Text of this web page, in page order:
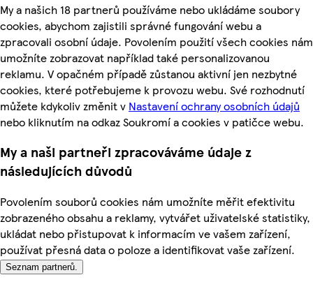
My a našich 18 partnerů používáme nebo ukládáme soubory
cookies, abychom zajistili správné fungování webu a
zpracovali osobní údaje. Povolením použití všech cookies nám
umožníte zobrazovat například také personalizovanou
reklamu. V opačném případě zůstanou aktivní jen nezbytné
cookies, které potřebujeme k provozu webu. Své rozhodnutí
můžete kdykoliv změnit v Nastavení ochrany osobních údajů
nebo kliknutím na odkaz Soukromí a cookies v patičce webu.
My a naši partneři zpracováváme údaje z
následujících důvodů
Povolením souborů cookies nám umožníte měřit efektivitu
zobrazeného obsahu a reklamy, vytvářet uživatelské statistiky,
ukládat nebo přistupovat k informacím ve vašem zařízení,
používat přesná data o poloze a identifikovat vaše zařízení.
Seznam partnerů.